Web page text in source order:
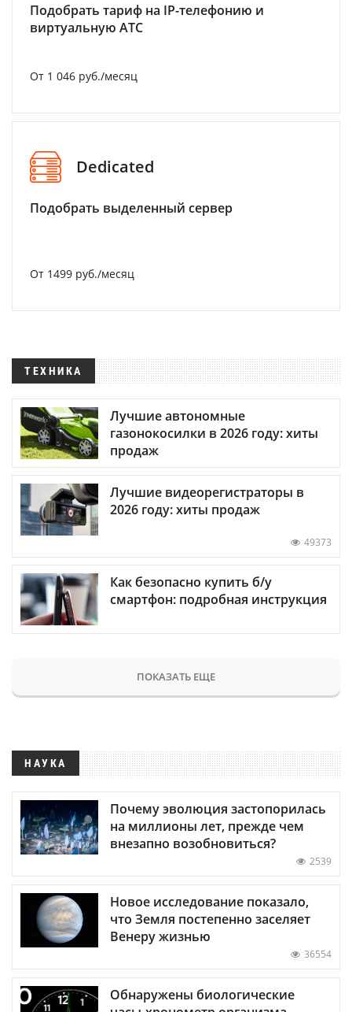
Подобрать тариф на IP-телефонию и
виртуальную АТС
От 1 046 руб./месяц
Dedicated
Подобрать выделенный сервер
От 1499 руб./месяц
ТЕХНИКА
Лучшие автономные
газонокосилки в 2026 году: хиты
продаж
Лучшие видеорегистраторы в
2026 году: хиты продаж
49373
Как безопасно купить б/у
смартфон: подробная инструкция
ПОКАЗАТЬ ЕЩЕ
НАУКА
Почему эволюция застопорилась
на миллионы лет, прежде чем
внезапно возобновиться?
2539
Новое исследование показало,
что Земля постепенно заселяет
Венеру жизнью
36554
Обнаружены биологические